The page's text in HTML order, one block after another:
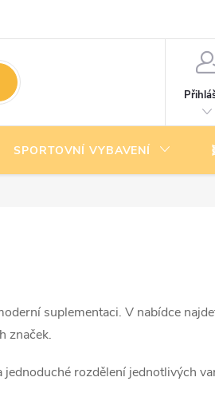
SPORTOVNÍ VYBAVENÍ
suplementaci. V nabídce
značek.
rozdělení jednotlivých